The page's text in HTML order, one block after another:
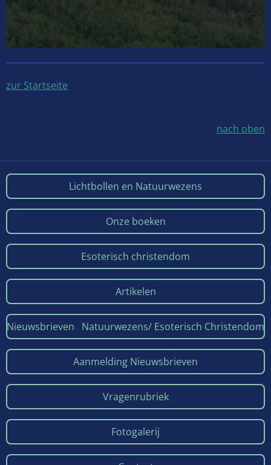
zur Startseite
nach oben
Lichtbollen en Natuurwezens
Onze boeken
Esoterisch christendom
Artikelen
Nieuwsbrieven Natuurwezens/ Esoterisch Christendom
Aanmelding Nieuwsbrieven
Vragenrubriek
Fotogalerij